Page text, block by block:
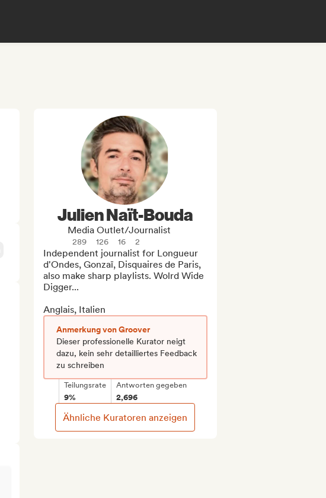
Julien Naït-Bouda
Media Outlet/Journalist
289 126 16 2
Independent journalist for Longueur
d'Ondes, Gonzaï, Disquaires de Paris,
also make sharp playlists. Wolrd Wide
Digger...
Anglais, Italien
Anmerkung von Groover
Dieser professionelle Kurator neigt
dazu, kein sehr detailliertes Feedback
zu schreiben
Teilungsrate
9%
Antworten gegeben
2,696
Ähnliche Kuratoren anzeigen